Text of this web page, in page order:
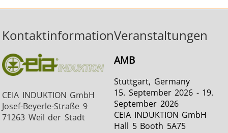
Kontaktinformation
CEIA INDUKTION GmbH
Josef-Beyerle-Straße 9
71263 Weil der Stadt
Veranstaltungen
AMB
Stuttgart, Germany
15. September 2026 - 19.
September 2026
CEIA INDUKTION GmbH
Hall 5 Booth 5A75